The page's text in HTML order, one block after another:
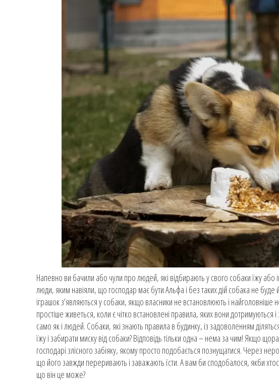
Напевно ви бачили або чули про людей, які відбирають у свого собаки їжу або
люди, яким навіяли, що господар має бути Альфа і без таких дій собака не буде
іграшок з’являються у собаки, якщо власники не встановлюють і найголовніше
простіше живеться, коли є чітко встановлені правила, яких вони дотримуються
само як і людей. Собаки, які знають правила в будинку, із задоволенням
їжу і забирати миску від собаки? Відповідь тільки одна – нема за чим! Якщо
господарі злісного забіяку, якому просто подобається познущатися. Через
що його завжди переривають і заважають їсти. А вам би сподобалося, якби
що він це може?